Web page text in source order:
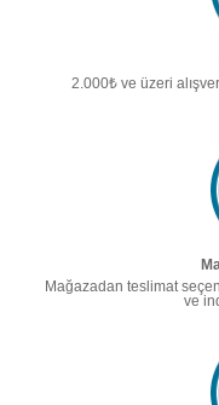
2.000₺ ve üzeri
Mağazadan teslimat
ve